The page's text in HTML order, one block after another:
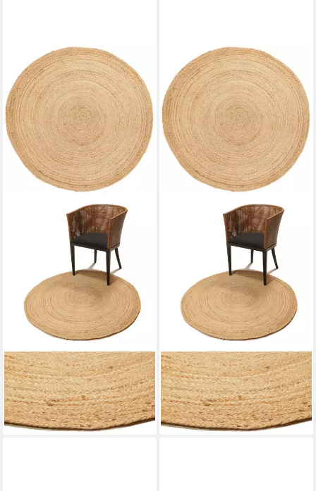
CARPET AVENUE
Teppich Birke - Jute 120x120
120 x 120 cm x 5 mm B/L/H
89,00 €
in 2-3 Werktagen bei dir
CARPET AVENUE
Teppich Birke - Jute 120x120
120 x 120 cm x 5 mm B/L/H
89,00 €
in 2-3 Werktagen bei dir